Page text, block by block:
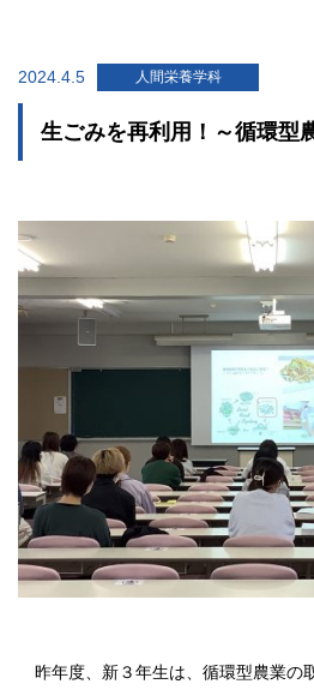
2024.4.5 人間栄養学科
生ごみを再利用！～循環型
昨年度、新３年生は、循環型農業の